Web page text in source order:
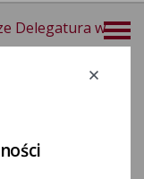
Delegatura w